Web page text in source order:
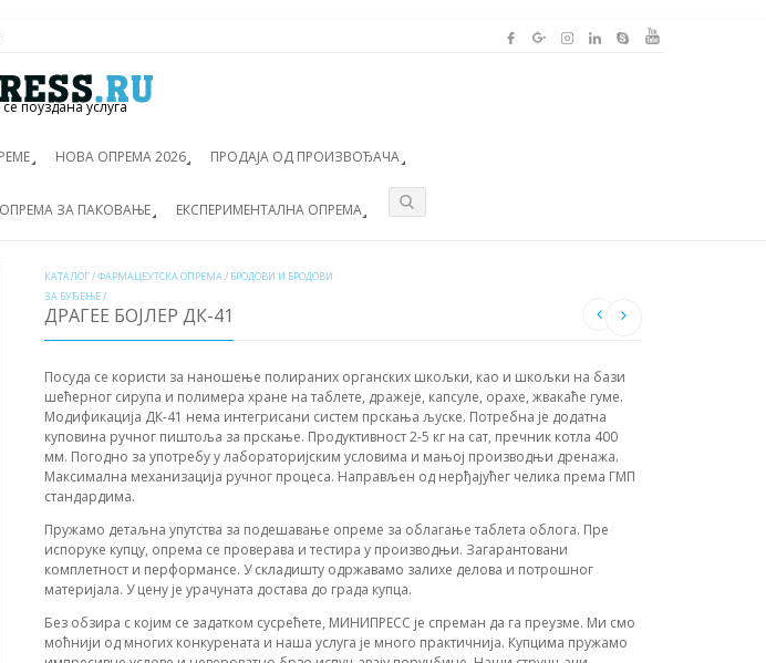
поуздана услуга
НОВА ОПРЕМА 2026 ПРОДАЈА ОД ПРОИЗВОЂАЧА
ОПРЕМА ЗА ПАКОВАЊЕ ЕКСПЕРИМЕНТАЛНА ОПРЕМА
КАТАЛОГ/ФАРМАЦЕУТСКА ОПРЕМА/ БРОДОВИ И БРОДОВИ
ЗА БУЂЕЊЕ/
ДРАГЕЕ БОЈЛЕР ДК-41
Посуда се користи за наношење полираних органских шкољки, као и шкољки на бази
шећерног сирупа и полимера хране на таблете, дражеје, капсуле, орахе, жвакаће гуме.
Модификација ДК-41 нема интегрисани систем прскања љуске. Потребна је додатна
куповина ручног пиштоља за прскање. Продуктивност 2-5 кг на сат, пречник котла 400
мм. Погодно за употребу у лабораторијским условима и мањој производњи дренажа.
Максимална механизација ручног процеса. Направљен од нерђајућег челика према ГМП
стандардима.
Пружамо детаљна упутства за подешавање опреме за облагање таблета облога. Пре
испоруке купцу, опрема се проверава и тестира у производњи. Загарантовани
комплетност и перформансе. У складишту одржавамо залихе делова и потрошног
материјала. У цену је урачуната достава до града купца.
Без обзира с којим се задатком сусрећете, МИНИПРЕСС је спреман да га преузме. Ми смо
моћнији од многих конкурената и наша услуга је много практичнија. Купцима пружамо